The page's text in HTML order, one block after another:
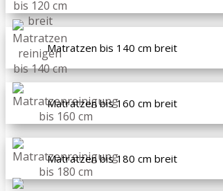
Matratzen bis 140 cm breit
Matratzen bis 160 cm breit
Matratzen bis 180 cm breit